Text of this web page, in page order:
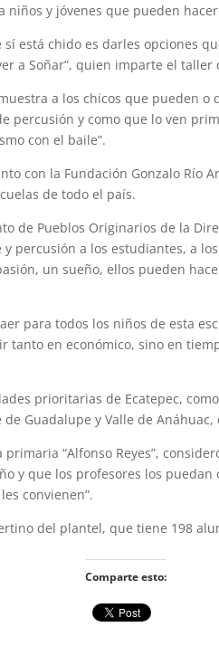
y jóvenes que pueden
está chido es darles opciones
a Soñar”, quien imparte el
a los chicos que pueden
percusión y como que lo ven
con el baile”.
con la Fundación Gonzalo Río
de todo el país.
de Pueblos Originarios de la
percusión a los estudiantes, a
un sueño, ellos pueden
para todos los niños de esta
tanto en económico, sino en
prioritarias de Ecatepec,
Guadalupe y Valle de
“Alfonso Reyes”,
y que los profesores los
convienen”.
del plantel, que tiene 198
Comparte esto: